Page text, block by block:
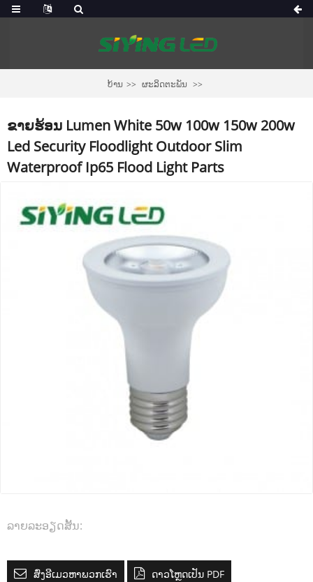
ບ້ານ ຜະລິດຕະພັນ
ຂາຍຮ້ອນ Lumen White 50w 100w 150w 200w
Led Security Floodlight Outdoor Slim
Waterproof Ip65 Flood Light Parts
ລາຍ​ລະ​ອຽດ​ສັ້ນ​:
ສົ່ງອີເມວຫາພວກເຮົາ ດາວໂຫຼດເປັນ PDF